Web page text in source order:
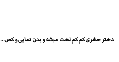
دختر حشری کم کم لخت میشه و بدن نمایی و کص...